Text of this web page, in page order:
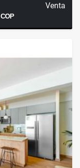
Venta
COP